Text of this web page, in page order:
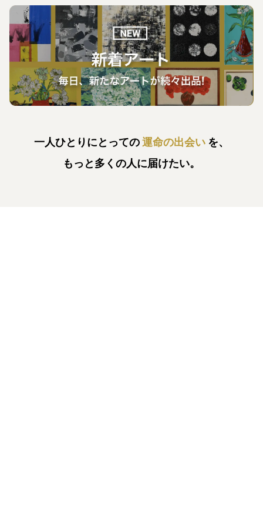
一人ひとりにとっての運命の出会い を、
もっと多くの人に届けたい。